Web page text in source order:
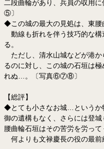
二段曲輪があり、兵員の収用
⑤〕
◆この城の最大の見処は、東腰
動線も折れを伴う技巧的な構
る。
ただし、清水山城などが港か
るのに対し、この城の石垣は
れぬ…。〔写真⑥⑦⑧〕
【総評】
◆とても小さなお城…というか
御の遺構もなく、さらには登城
腰曲輪石垣はその苦労を労っ
何よりも文禄慶長の役の最前